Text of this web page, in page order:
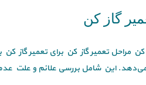
گاز کن
کن مراحل تعمیر گاز کن برای تعمیر گاز
این شامل بررسی علائم و علت